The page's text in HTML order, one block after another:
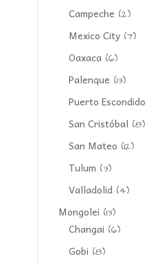
Campeche (2)
Mexico City (7)
Oaxaca (6)
Palenque (13)
Puerto Escondido
San Cristóbal (8)
San Mateo (12)
Tulum (3)
Valladolid (4)
Mongolei (13)
Changai (6)
Gobi (8)